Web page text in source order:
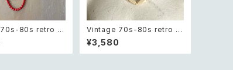
80s retro re
レトロ
アクセサリー レ
ッド 赤 ビーズ ネックレス
Vintage 70s-80s retro o
ffwhite beads necklace
レトロ ヴィンテージ アクセサ
リー オフホワイト ビーズ ネッ
¥3,580